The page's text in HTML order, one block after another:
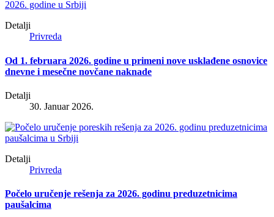
Detalji
Privreda
Od 1. februara 2026. godine u primeni nove usklađene osnovice
dnevne i mesečne novčane naknade
Detalji
30. Januar 2026.
Detalji
Privreda
Počelo uručenje rešenja za 2026. godinu preduzetnicima
paušalcima